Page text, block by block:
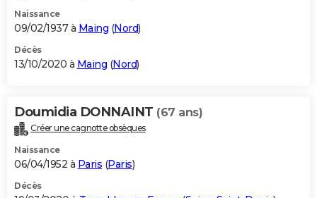
Naissance
09/02/1937 à Maing (Nord)
Décès
13/10/2020 à Maing (Nord)
Doumidia DONNAINT (67 ans)
Créer une cagnotte obsèques
Naissance
06/04/1952 à Paris (Paris)
Décès